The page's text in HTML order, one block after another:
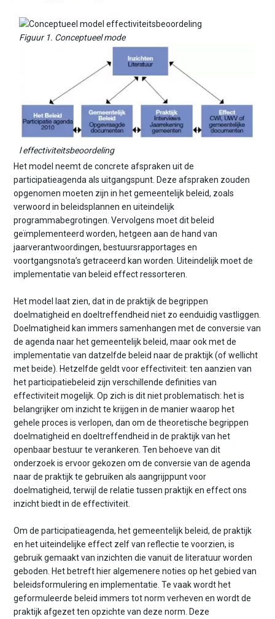
Figuur 1. Conceptueel mode
l effectiviteitsbeoordeling
Het model neemt de concrete afspraken uit de
participatieagenda als uitgangspunt. Deze afspraken zouden
opgenomen moeten zijn in het gemeentelijk beleid, zoals
verwoord in beleidsplannen en uiteindelijk
programmabegrotingen. Vervolgens moet dit beleid
geïmplementeerd worden, hetgeen aan de hand van
jaarverantwoordingen, bestuursrapportages en
voortgangsnota’s getraceerd kan worden. Uiteindelijk moet de
implementatie van beleid effect ressorteren.
Het model laat zien, dat in de praktijk de begrippen
doelmatigheid en doeltreffendheid niet zo eenduidig vastliggen.
Doelmatigheid kan immers samenhangen met de conversie van
de agenda naar het gemeentelijk beleid, maar ook met de
implementatie van datzelfde beleid naar de praktijk (of wellicht
met beide). Hetzelfde geldt voor effectiviteit: ten aanzien van
het participatiebeleid zijn verschillende definities van
effectiviteit mogelijk. Op zich is dit niet problematisch: het is
belangrijker om inzicht te krijgen in de manier waarop het
gehele proces is verlopen, dan om de theoretische begrippen
doelmatigheid en doeltreffendheid in de praktijk van het
openbaar bestuur te verankeren. Ten behoeve van dit
onderzoek is ervoor gekozen om de conversie van de agenda
naar de praktijk te gebruiken als aangrijppunt voor
doelmatigheid, terwijl de relatie tussen praktijk en effect ons
inzicht biedt in de effectiviteit.
Om de participatieagenda, het gemeentelijk beleid, de praktijk
en het uiteindelijke effect zelf van reflectie te voorzien, is
gebruik gemaakt van inzichten die vanuit de literatuur worden
geboden. Het betreft hier algemenere noties op het gebied van
beleidsformulering en implementatie. Te vaak wordt het
geformuleerde beleid immers tot norm verheven en wordt de
praktijk afgezet ten opzichte van deze norm. Deze